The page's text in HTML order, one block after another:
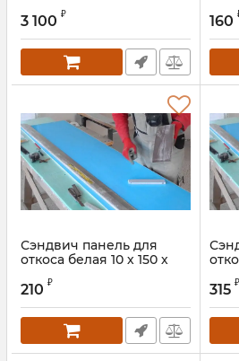
Артикул:
3 100 ₽ 160
Сэндвич панель для
откоса белая 10 х 150 х
210 ₽ 315 ₽